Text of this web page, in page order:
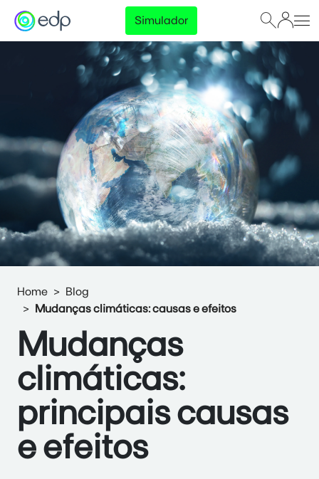
Simulador
Home
Blog
Mudanças climáticas: causas e efeitos
Mudanças
climáticas:
principais causas
e efeitos